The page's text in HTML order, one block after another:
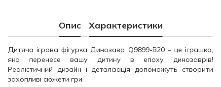
Опис Характеристики
Дитяча ігрова фігурка Динозавр Q9899-B20 – це іграшка,
яка перенесе вашу дитину в епоху динозаврів!
Реалістичний дизайн і деталізація допоможуть створити
захопливі сюжети гри.